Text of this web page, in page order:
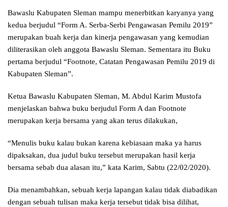
Bawaslu Kabupaten Sleman mampu menerbitkan karyanya yang
kedua berjudul “Form A. Serba-Serbi Pengawasan Pemilu 2019”
merupakan buah kerja dan kinerja pengawasan yang kemudian
diliterasikan oleh anggota Bawaslu Sleman. Sementara itu Buku
pertama berjudul “Footnote, Catatan Pengawasan Pemilu 2019 di
Kabupaten Sleman”.
Ketua Bawaslu Kabupaten Sleman, M. Abdul Karim Mustofa
menjelaskan bahwa buku berjudul Form A dan Footnote
merupakan kerja bersama yang akan terus dilakukan,
“Menulis buku kalau bukan karena kebiasaan maka ya harus
dipaksakan, dua judul buku tersebut merupakan hasil kerja
bersama sebab dua alasan itu,” kata Karim, Sabtu (22/02/2020).
Dia menambahkan, sebuah kerja lapangan kalau tidak diabadikan
dengan sebuah tulisan maka kerja tersebut tidak bisa dilihat,